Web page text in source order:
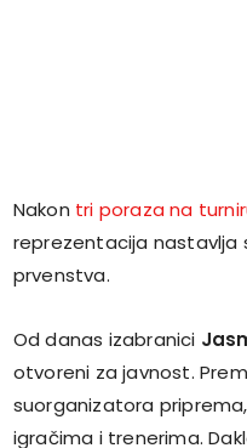
Nakon tri poraza na
reprezentacija nastavlja
prvenstva.
Od danas izabranici
otvoreni za javnost.
suorganizatora
igračima i trenerima.